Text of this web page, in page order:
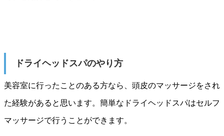
ドライヘッドスパのやり方
美容室に行ったことのある方なら、頭皮のマッサージをされ
た経験があると思います。簡単なドライヘッドスパはセルフ
マッサージで行うことができます。